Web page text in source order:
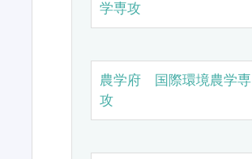
学専攻
農学府 国際環境農学専
攻